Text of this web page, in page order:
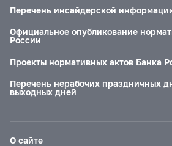
Перечень инсайдерской
Официальное опубликование
России
Проекты нормативных актов Банка
Перечень нерабочих праздничных
выходных дней
О сайте